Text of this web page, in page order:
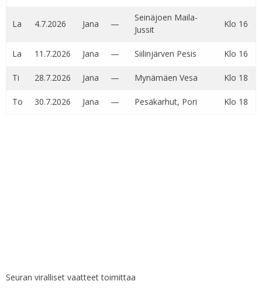
La 4.7.2026 Jana —
Seinäjoen Maila-
Jussit
Klo 16
La 11.7.2026 Jana — Siilinjärven Pesis Klo 16
Ti 28.7.2026 Jana — Mynämäen Vesa Klo 18
To 30.7.2026 Jana — Pesäkarhut, Pori Klo 18
Seuran viralliset vaatteet toimittaa